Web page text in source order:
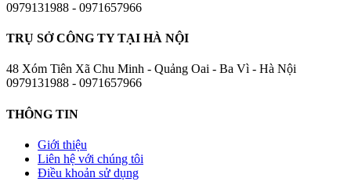
0979131988 - 0971657966
TRỤ SỞ CÔNG TY TẠI HÀ NỘI
48 Xóm Tiên Xã Chu Minh - Quảng Oai - Ba Vì - Hà Nội
0979131988 - 0971657966
THÔNG TIN
Giới thiệu
Liên hệ với chúng tôi
Điều khoản sử dụng